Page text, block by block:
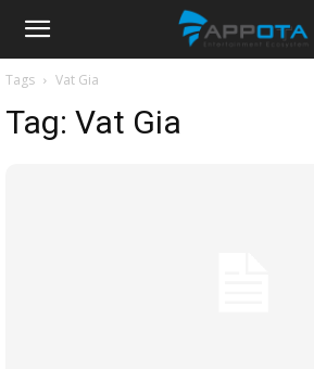
Appota
News
Tags Vat Gia
Tag: Vat Gia